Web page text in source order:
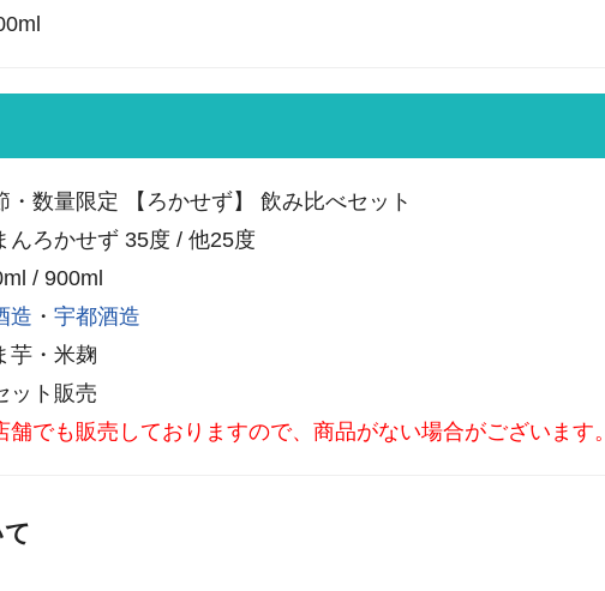
・数量限定 【ろかせず】 飲み比べセット
んろかせず 35度 / 他25度
/ 900ml
造 ・ 宇都酒造
芋・米麹
ット販売
舗でも販売しておりますので、商品がない場合がございます。